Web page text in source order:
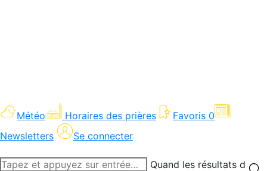
Météo Horaires des prières Favoris 0
Newsletters
Se connecter
Recherche
Quand les résultats de